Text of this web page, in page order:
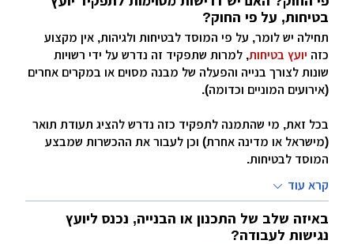
בטיחות, על פי החוק?
תחילה יש לומר, על פי המוסד לבטיחות ולגיהות, אין מקצוע
כזה יועץ בטיחות, למרות שתפקיד זה נדרש על ידי רשויות
שונות לצורך בנייה והפעלה של מבנה מסוים או במקרים אחרים
(אירועים המוניים וכדומה).
בכל זאת, מי שהתמנה לתפקיד כזה נדרש להציג תעודת תואר
(מישראל או מדינה אחרת) וכן לעבור את ההכשרות שמבצע
המוסד לבטיחות.
קרא עוד
באיזה שלב של התכנון או הבנייה, נכנס ליועץ
נגישות לעבודה?